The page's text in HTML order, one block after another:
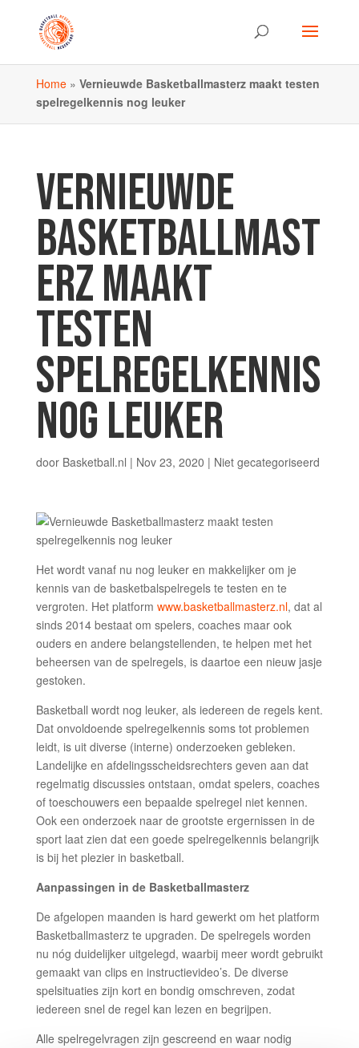
Home» Vernieuwde Basketballmasterz maakt testen
spelregelkennis nog leuker
VERNIEUWDE
BASKETBALLMAST
ERZ MAAKT
TESTEN
SPELREGELKENNIS
NOG LEUKER
door Basketball.nl | Nov 23, 2020 | Niet gecategoriseerd
Het wordt vanaf nu nog leuker en makkelijker om je
kennis van de basketbalspelregels te testen en te
vergroten. Het platform www.basketballmasterz.nl, dat al
sinds 2014 bestaat om spelers, coaches maar ook
ouders en andere belangstellenden, te helpen met het
beheersen van de spelregels, is daartoe een nieuw jasje
gestoken.
Basketball wordt nog leuker, als iedereen de regels kent.
Dat onvoldoende spelregelkennis soms tot problemen
leidt, is uit diverse (interne) onderzoeken gebleken.
Landelijke en afdelingsscheidsrechters geven aan dat
regelmatig discussies ontstaan, omdat spelers, coaches
of toeschouwers een bepaalde spelregel niet kennen.
Ook een onderzoek naar de grootste ergernissen in de
sport laat zien dat een goede spelregelkennis belangrijk
is bij het plezier in basketball.
Aanpassingen in de Basketballmasterz
De afgelopen maanden is hard gewerkt om het platform
Basketballmasterz te upgraden. De spelregels worden
nu nóg duidelijker uitgelegd, waarbij meer wordt gebruikt
gemaakt van clips en instructievideo’s. De diverse
spelsituaties zijn kort en bondig omschreven, zodat
iedereen snel de regel kan lezen en begrijpen.
Alle spelregelvragen zijn gescreend en waar nodig